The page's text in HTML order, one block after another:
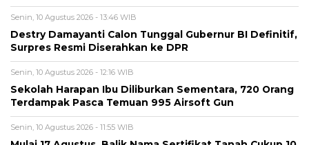
Senin, 10 Agustus 2026 - 13:46 WIB
Destry Damayanti Calon Tunggal Gubernur BI Definitif,
Surpres Resmi Diserahkan ke DPR
Senin, 10 Agustus 2026 - 12:16 WIB
Sekolah Harapan Ibu Diliburkan Sementara, 720 Orang
Terdampak Pasca Temuan 995 Airsoft Gun
Senin, 10 Agustus 2026 - 11:55 WIB